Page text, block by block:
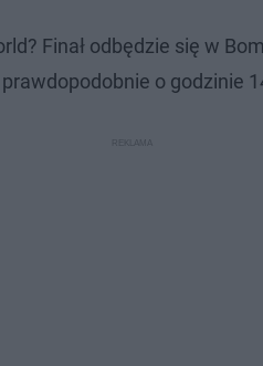
Finał odbędzie się w
o godzinie